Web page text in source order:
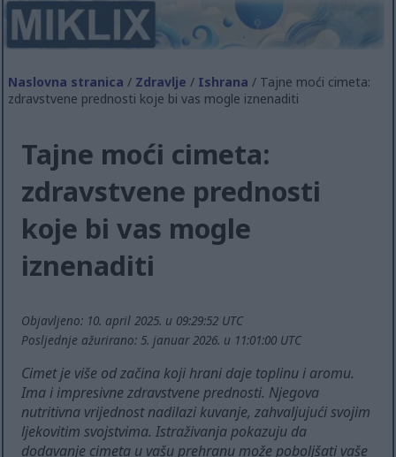
Naslovna stranica / Zdravlje / Ishrana / Tajne moći cimeta:
zdravstvene prednosti koje bi vas mogle iznenaditi
Tajne moći cimeta:
zdravstvene prednosti
koje bi vas mogle
iznenaditi
Objavljeno: 10. april 2025. u 09:29:52 UTC
Posljednje ažurirano: 5. januar 2026. u 11:01:00 UTC
Cimet je više od začina koji hrani daje toplinu i aromu.
Ima i impresivne zdravstvene prednosti. Njegova
nutritivna vrijednost nadilazi kuvanje, zahvaljujući svojim
ljekovitim svojstvima. Istraživanja pokazuju da
dodavanje cimeta u vašu prehranu može poboljšati vaše